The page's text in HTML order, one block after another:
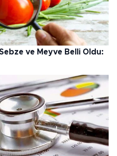
ve Meyve Belli Oldu: